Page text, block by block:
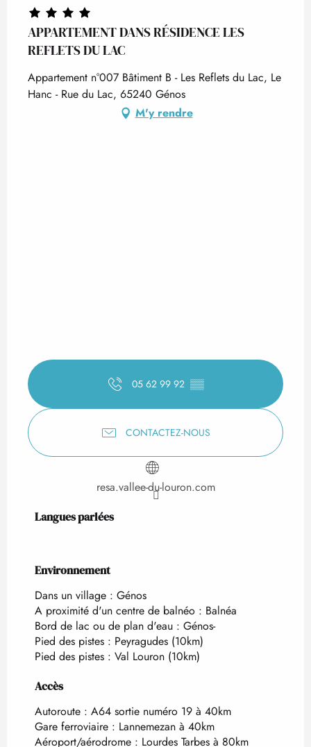
APPARTEMENT DANS RÉSIDENCE LES
REFLETS DU LAC
Appartement n°007 Bâtiment B - Les Reflets du Lac, Le
Hanc - Rue du Lac, 65240 Génos
M'y rendre
05 62 99 92 ▒▒
CONTACTEZ-NOUS
resa.vallee-du-louron.com
Langues parlées
Langues parlées
Environnement
Environnement
Dans un village : Génos
A proximité d'un centre de balnéo : Balnéa
Bord de lac ou de plan d'eau : Génos-
Pied des pistes : Peyragudes (10km)
Pied des pistes : Val Louron (10km)
Accès
Accès
Autoroute : A64 sortie numéro 19 à 40km
Gare ferroviaire : Lannemezan à 40km
Aéroport/aérodrome : Lourdes Tarbes à 80km